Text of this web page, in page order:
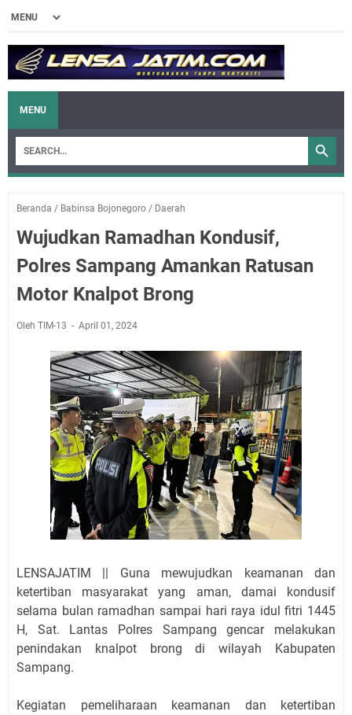
MENU
Beranda / Babinsa Bojonegoro / Daerah
Wujudkan Ramadhan Kondusif,
Polres Sampang Amankan Ratusan
Motor Knalpot Brong
Oleh TIM-13 April 01, 2024
LENSAJATIM || Guna mewujudkan keamanan dan
ketertiban masyarakat yang aman, damai kondusif
selama bulan ramadhan sampai hari raya idul fitri 1445
H, Sat. Lantas Polres Sampang gencar melakukan
penindakan knalpot brong di wilayah Kabupaten
Sampang.
Kegiatan pemeliharaan keamanan dan ketertiban